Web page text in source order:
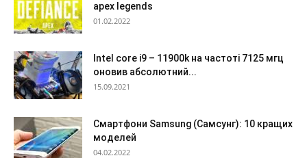
apex legends
01.02.2022
Intel core i9 – 11900k на частоті 7125 мгц
оновив абсолютний...
15.09.2021
Смартфони Samsung (Самсунг): 10 кращих
моделей
04.02.2022